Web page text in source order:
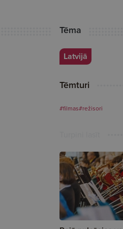
Tēma
Latvijā
Tēmturi
#filmas#režisori